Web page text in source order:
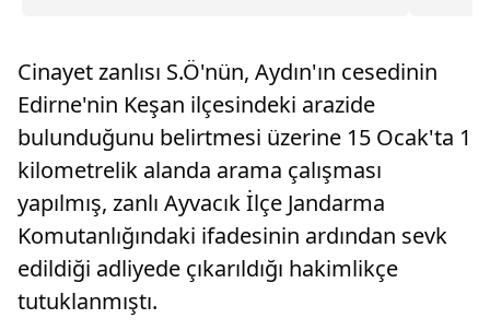
rahatsızlığınız devam ediyor ve buna yüksek
ateş de eşlik ediyorsa doktora başvurmanız çok
önemli"
Cinayet zanlısı S.Ö'nün, Aydın'ın cesedinin
Edirne'nin Keşan ilçesindeki arazide
bulunduğunu belirtmesi üzerine 15 Ocak'ta 1
kilometrelik alanda arama çalışması
yapılmış, zanlı Ayvacık İlçe Jandarma
Komutanlığındaki ifadesinin ardından sevk
edildiği adliyede çıkarıldığı hakimlikçe
tutuklanmıştı.